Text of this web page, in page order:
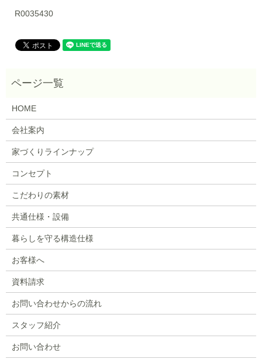
R0035430
HOME
会社案内
家づくりラインナップ
コンセプト
こだわりの素材
共通仕様・設備
暮らしを守る構造仕様
お客様へ
資料請求
お問い合わせからの流れ
スタッフ紹介
お問い合わせ